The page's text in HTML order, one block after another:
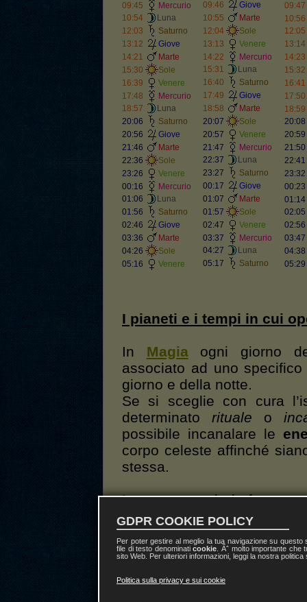
09:45
Mercurio
10:54
Luna
12:03
Saturno
13:12
Giove
14:21
Marte
15:30
Sole
16:39
Venere
17:48
Mercurio
18:57
Luna
20:06
Saturno
20:56
Giove
21:46
Marte
22:36
Sole
23:26
Venere
00:16
Mercurio
01:06
Luna
01:56
Saturno
02:46
Giove
03:36
Marte
04:26
Sole
05:16
Venere
09:46
Giove
10:55
Marte
12:04
Sole
13:13
Venere
14:22
Mercurio
15:31
Luna
16:40
Saturno
17:49
Giove
18:58
Marte
20:07
Sole
20:57
Venere
21:47
Mercurio
22:37
Luna
23:27
Saturno
00:17
Giove
01:07
Marte
01:57
Sole
02:47
Venere
03:37
Mercurio
04:27
Luna
05:17
Saturno
09:47
10:56
12:05
13:14
14:23
15:32
16:41
17:50
18:59
20:08
20:59
21:50
22:41
23:32
00:23
01:14
02:05
02:56
03:47
04:38
05:29
I pianeti e i tempi in cui
In Magiaogni giorno
associato ad uno
giorno e della notte.
Se si sceglie con cura
determinato rituale o
possibile incanalare le
corpo celeste affinché
stessa.
In questo modo la forza
spirituale del pianeta
agevolerà e aumenterà
l’efficacia delle nostre
operazioni magiche.
GDPR COOKIE POLICY
Per poter gestire al meglio la tua navigazione su
file di testo denominaticookie . Ãˆ molto importante
sito Web. Per ulteriori informazioni, leggi la nostra
Politica sulla privacy e sui cookie